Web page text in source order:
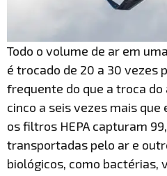
Todo o volume de ar em
é trocado de 20 a 30 vezes
frequente do que a troca
cinco a seis vezes mais que
os filtros HEPA capturam
transportadas pelo ar e
biológicos, como bactérias,